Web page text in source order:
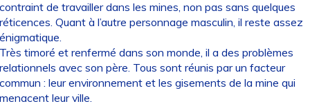
de travailler dans les mines, non pas sans quelques
Quant à l’autre personnage masculin, il reste assez
timoré et renfermé dans son monde, il a des problèmes
avec son père. Tous sont réunis par un facteur
: leur environnement et les gisements de la mine qui
leur ville.